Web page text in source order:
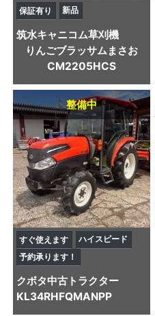
保証有り 新品
筑水キャニコム草刈機
りんごブラッサムまさお
CM2205HCS
整備中
すぐ使えます
ハイスピード
予約承ります！
クボタ中古トラクター
KL34RHFQMANPP